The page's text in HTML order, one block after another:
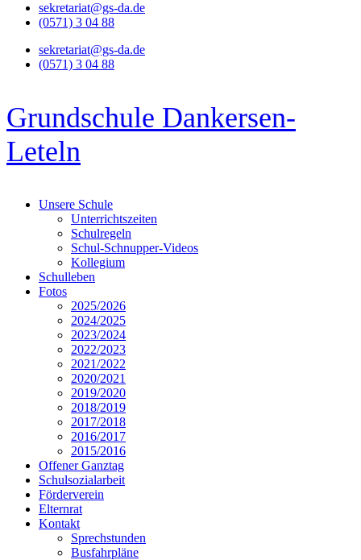
sekretariat@gs-da.de
(0571) 3 04 88
sekretariat@gs-da.de
(0571) 3 04 88
Grundschule Dankersen-
Leteln
Unsere Schule
Unterrichtszeiten
Schulregeln
Schul-Schnupper-Videos
Kollegium
Schulleben
Fotos
2025/2026
2024/2025
2023/2024
2022/2023
2021/2022
2020/2021
2019/2020
2018/2019
2017/2018
2016/2017
2015/2016
Offener Ganztag
Schulsozialarbeit
Förderverein
Elternrat
Kontakt
Sprechstunden
Busfahrpläne